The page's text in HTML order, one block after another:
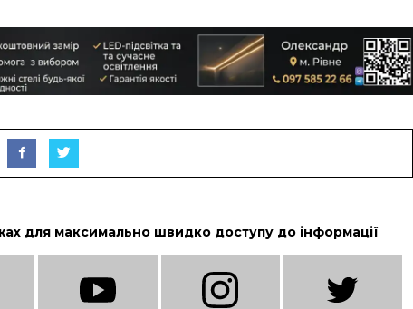
для максимально швидко доступу до інформації